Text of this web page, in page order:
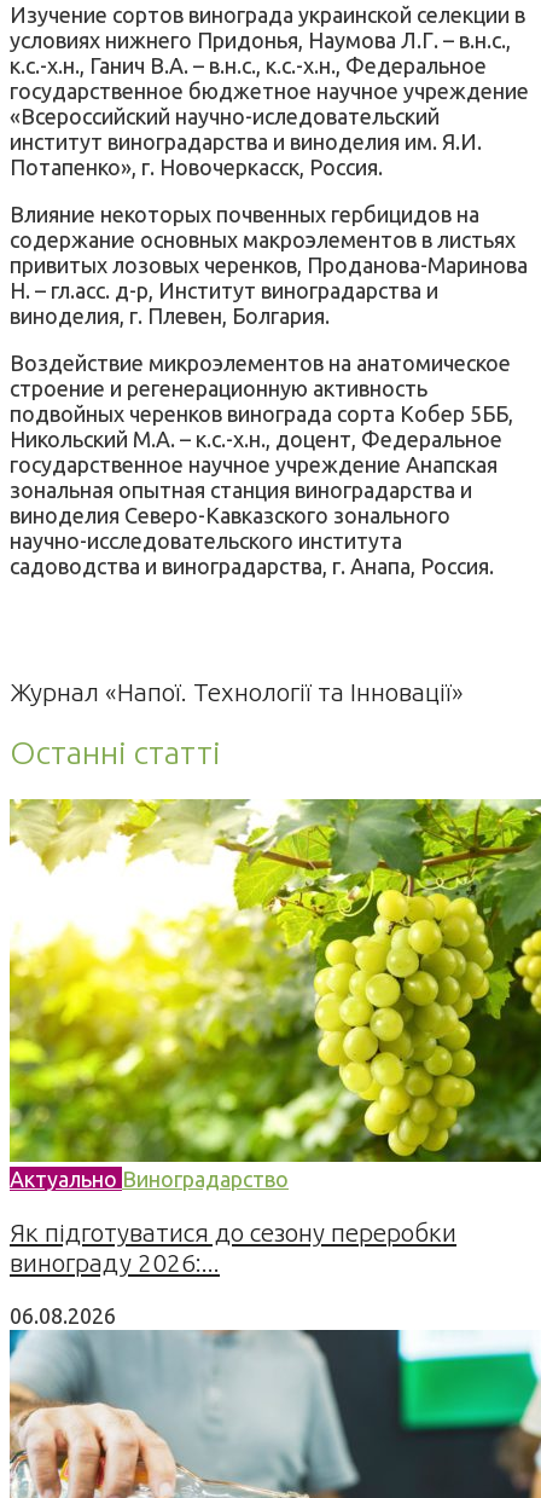
Изучение сортов винограда украинской селекции в
условиях нижнего Придонья, Наумова Л.Г. – в.н.с.,
к.с.-х.н., Ганич В.А. – в.н.с., к.с.-х.н., Федеральное
государственное бюджетное научное учреждение
«Всероссийский научно-иследовательский
институт виноградарства и виноделия им. Я.И.
Потапенко», г. Новочеркасск, Россия.
Влияние некоторых почвенных гербицидов на
содержание основных макроэлементов в листьях
привитых лозовых черенков, Проданова-Маринова
Н. – гл.асс. д-р, Институт виноградарства и
виноделия, г. Плевен, Болгария.
Воздействие микроэлементов на анатомическое
строение и регенерационную активность
подвойных черенков винограда сорта Кобер 5ББ,
Никольский М.А. – к.с.-х.н., доцент, Федеральное
государственное научное учреждение Анапская
зональная опытная станция виноградарства и
виноделия Северо-Кавказского зонального
научно-исследовательского института
садоводства и виноградарства, г. Анапа, Россия.
Журнал «Напої. Технології та Інновації»
Останні статті
Актуально Виноградарство
Як підготуватися до сезону переробки
винограду 2026:...
06.08.2026